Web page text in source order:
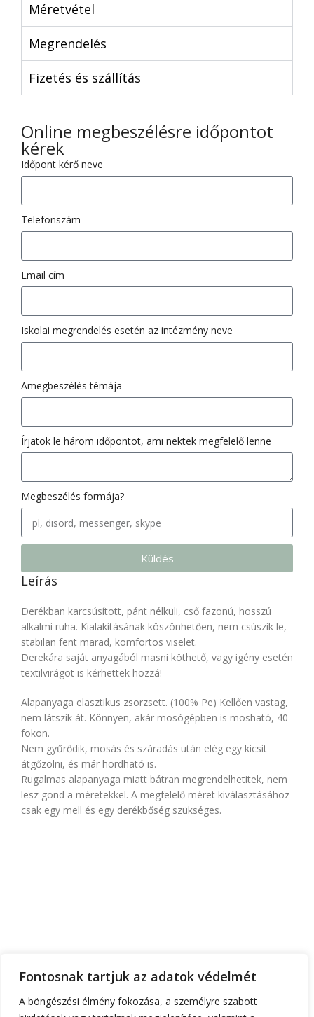
Fontosnak tartjuk az adatok védelmét
A böngészési élmény fokozása, a személyre szabott
Méretvétel
Megrendelés
Fizetés és szállítás
Online megbeszélésre időpontot
kérek
Időpont kérő neve
Telefonszám
Email cím
Iskolai megrendelés esetén az intézmény neve
Amegbeszélés témája
Írjatok le három időpontot, ami nektek megfelelő lenne
Megbeszélés formája?
Küldés
Leírás
Derékban karcsúsított, pánt nélküli, cső fazonú, hosszú
alkalmi ruha. Kialakításának köszönhetően, nem csúszik le,
stabilan fent marad, komfortos viselet.
Derekára saját anyagából masni köthető, vagy igény esetén
textilvirágot is kérhettek hozzá!
Alapanyaga elasztikus zsorzsett. (100% Pe) Kellően vastag,
nem látszik át. Könnyen, akár mosógépben is mosható, 40
fokon.
Nem gyűrődik, mosás és száradás után elég egy kicsit
átgőzölni, és már hordható is.
Rugalmas alapanyaga miatt bátran megrendelhetitek, nem
lesz gond a méretekkel. A megfelelő méret kiválasztásához
csak egy mell és egy derékbőség szükséges.
FŐOLDAL RÓLUNK TEMATIKA FONTOS INFÓK RUHATERVEZŐ
ÁRAKKAPCSOLAT